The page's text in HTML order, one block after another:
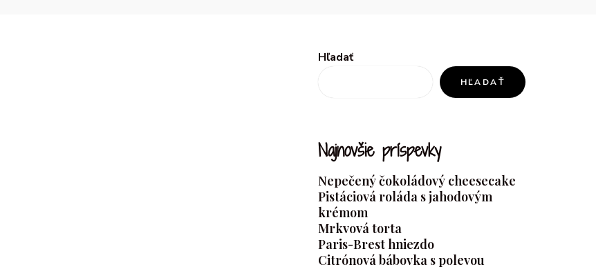
Hľadať
HĽADAŤ
Najnovšie príspevky
Nepečený čokoládový cheesecake
Pistáciová roláda s jahodovým
krémom
Mrkvová torta
Paris-Brest hniezdo
Citrónová bábovka s polevou